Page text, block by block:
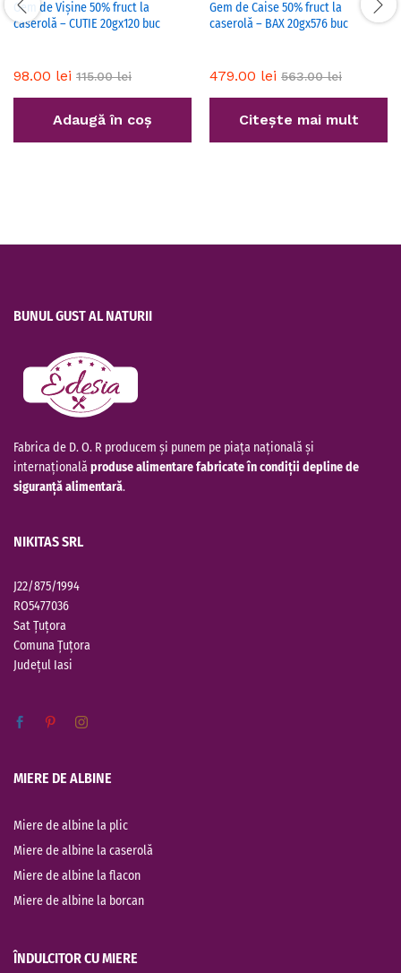
Gem de Vișine 50% fruct la
caserolă – CUTIE 20gx120 buc
98.00 lei 115.00lei
Adaugă în coș
Gem de Caise 50% fruct la
caserolă – BAX 20gx576 buc
479.00 lei 563.00lei
Citește mai mult
BUNUL GUST AL NATURII
Fabrica de D. O. R producem și punem pe piața națională și
internaționalăproduse alimentare fabricate în condiții depline de
siguranță alimentară.
NIKITAS SRL
J22/875/1994
RO5477036
Sat Țuțora
Comuna Țuțora
Județul Iasi
MIERE DE ALBINE
Miere de albine la plic
Miere de albine la caserolă
Miere de albine la flacon
Miere de albine la borcan
ÎNDULCITOR CU MIERE